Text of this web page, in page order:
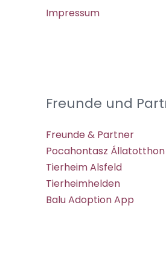
Impressum
Freunde und
Freunde & Partner
Pocahontasz Állatotthon
Tierheim Alsfeld
Tierheimhelden
Balu Adoption App